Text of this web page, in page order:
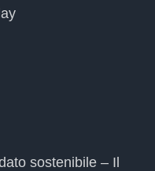
sostenibile – Il